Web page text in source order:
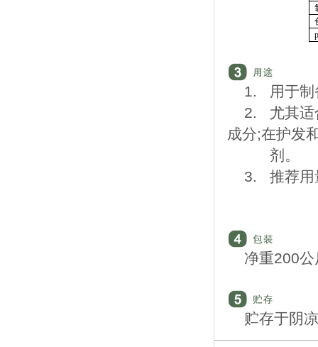
1. 用于制
2. 尤其适
成分;在护发
剂。
3. 推荐用
净重200
贮存于阴